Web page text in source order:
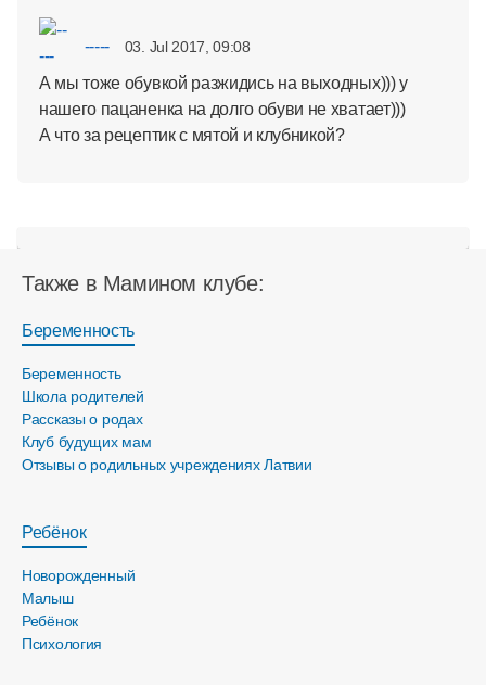
----- 03. Jul 2017, 09:08
А мы тоже обувкой разжидись на выходных))) у
нашего пацаненка на долго обуви не хватает)))
А что за рецептик с мятой и клубникой?
Также в Мамином клубе:
Беременность
Беременность
Школа родителей
Рассказы о родах
Клуб будущих мам
Отзывы о родильных учреждениях Латвии
Ребёнок
Новорожденный
Малыш
Ребёнок
Психология